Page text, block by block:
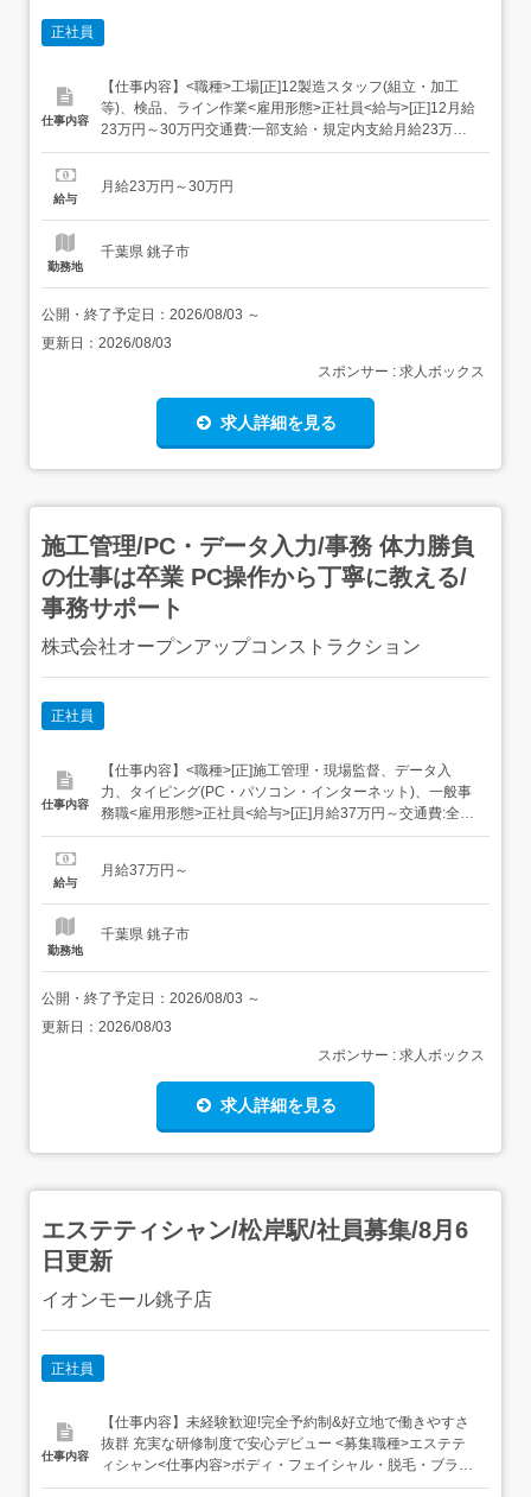
正社員
仕事内容
【仕事内容】<職種>工場[正]12製造スタッフ(組立・加工
等)、検品、ライン作業<雇用形態>正社員<給与>[正]12月給
23万円～30万円交通費:一部支給・規定内支給月給23万円
～30万円<月収例>月収28万円(月給24万円各種手当)<各種
出勤手当・昇給<入社時の想定年収>年収350万円～...
給与
月給23万円～30万円
勤務地
千葉県 銚子市
公開・終了予定日： 2026/08/03 ～
更新日： 2026/08/03
スポンサー : 求人ボックス
求人詳細を見る
施工管理/PC・データ入力/事務 体力勝負
の仕事は卒業 PC操作から丁寧に教える/
事務サポート
株式会社オープンアップコンストラクション
正社員
仕事内容
【仕事内容】<職種>[正]施工管理・現場監督、データ入
力、タイピング(PC・パソコン・インターネット)、一般事
務職<雇用形態>正社員<給与>[正]月給37万円～交通費:全額
支給 [正]には、固定残業代:49,143円 20時間相当分が含ま
支払いします。 試用期間:3ヶ月/正社員/月給37万円月給額
給与
月給37万円～
勤務地
千葉県 銚子市
公開・終了予定日： 2026/08/03 ～
更新日： 2026/08/03
スポンサー : 求人ボックス
求人詳細を見る
エステティシャン/松岸駅/社員募集/8月6
日更新
イオンモール銚子店
正社員
仕事内容
【仕事内容】未経験歓迎!完全予約制&好立地で働きやすさ
抜群 充実な研修制度で安心デビュー <募集職種>エステテ
ィシャン<仕事内容>ボディ・フェイシャル・脱毛・ブライ
ダルなど幅広い施術をお任せします。研修制度がしっかり